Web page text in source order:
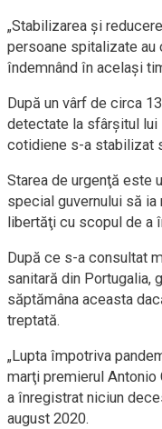
„Stabilizarea şi
persoane spitalizate au
îndemnând în acelaşi
După un vârf de circa
detectate la sfârşitul lui
cotidiene s-a stabilizat
Starea de urgenţă este
special guvernului să
libertăţi cu scopul de a
După ce s-a consultat
sanitară din Portugalia,
săptămâna aceasta
treptată.
„Lupta împotriva
marţi premierul Antonio
a înregistrat niciun
august 2020.